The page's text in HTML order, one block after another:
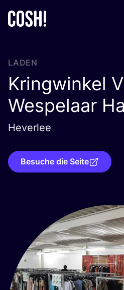
LADEN
Kringwinkel
Wespelaar
Heverlee
Besuche die Seite